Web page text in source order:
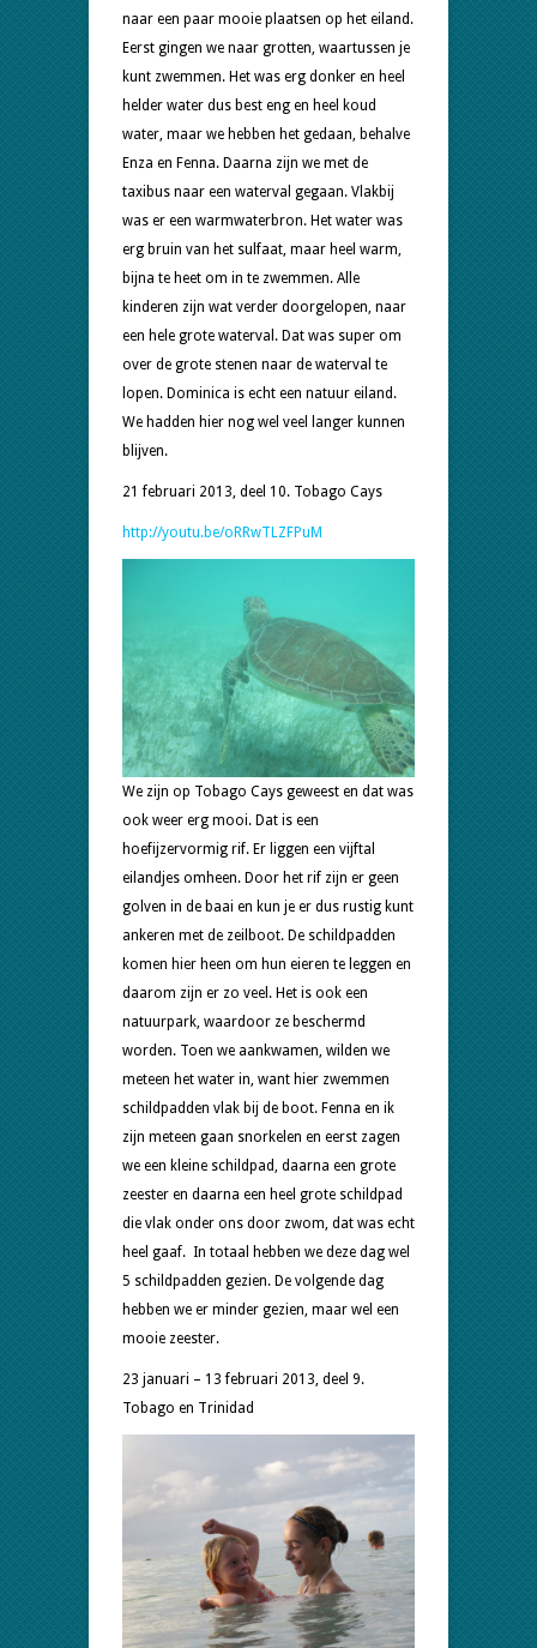
naar een paar mooie plaatsen op het eiland.
Eerst gingen we naar grotten, waartussen je
kunt zwemmen. Het was erg donker en heel
helder water dus best eng en heel koud
water, maar we hebben het gedaan, behalve
Enza en Fenna. Daarna zijn we met de
taxibus naar een waterval gegaan. Vlakbij
was er een warmwaterbron. Het water was
erg bruin van het sulfaat, maar heel warm,
bijna te heet om in te zwemmen. Alle
kinderen zijn wat verder doorgelopen, naar
een hele grote waterval. Dat was super om
over de grote stenen naar de waterval te
lopen. Dominica is echt een natuur eiland.
We hadden hier nog wel veel langer kunnen
blijven.
21 februari 2013, deel 10. Tobago Cays
http://youtu.be/oRRwTLZFPuM
We zijn op Tobago Cays geweest en dat was
ook weer erg mooi. Dat is een
hoefijzervormig rif. Er liggen een vijftal
eilandjes omheen. Door het rif zijn er geen
golven in de baai en kun je er dus rustig kunt
ankeren met de zeilboot. De schildpadden
komen hier heen om hun eieren te leggen en
daarom zijn er zo veel. Het is ook een
natuurpark, waardoor ze beschermd
worden. Toen we aankwamen, wilden we
meteen het water in, want hier zwemmen
schildpadden vlak bij de boot. Fenna en ik
zijn meteen gaan snorkelen en eerst zagen
we een kleine schildpad, daarna een grote
zeester en daarna een heel grote schildpad
die vlak onder ons door zwom, dat was echt
heel gaaf. In totaal hebben we deze dag wel
5 schildpadden gezien. De volgende dag
hebben we er minder gezien, maar wel een
mooie zeester.
23 januari – 13 februari 2013, deel 9.
Tobago en Trinidad